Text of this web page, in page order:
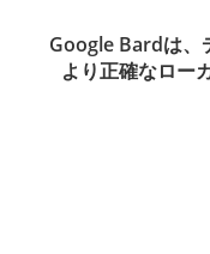
Google Bardは、
より正確なロー